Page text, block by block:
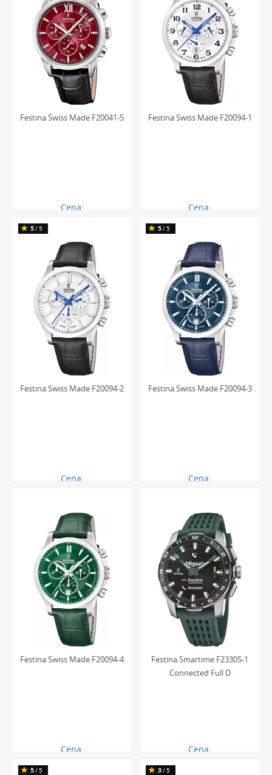
Festina Swiss Made F20041-5
Cena:
Festina Swiss Made F20094-1
Cena:
Festina Swiss Made F20094-2
Cena:
5/5
Festina Swiss Made F20094-3
Cena:
5/5
Festina Swiss Made F20094-4
Cena:
Festina Smartime F23305-1
Connected Full D
Cena:
5/5 3/5